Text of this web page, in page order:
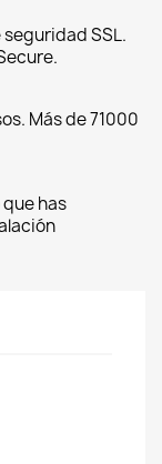
SSL.
Más de 71000
has